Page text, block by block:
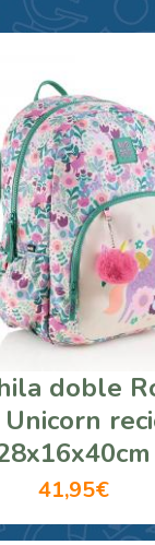
doble
Unicorn
41,95€